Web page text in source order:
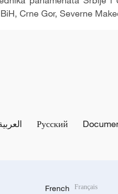
Crne Gor, Severne
Русский
French Français